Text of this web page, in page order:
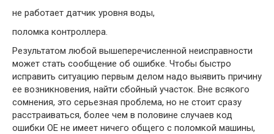
не работает датчик уровня воды,
поломка контроллера.
Результатом любой вышеперечисленной неисправности
может стать сообщение об ошибке. Чтобы быстро
исправить ситуацию первым делом надо выявить причину
ее возникновения, найти сбойный участок. Вне всякого
сомнения, это серьезная проблема, но не стоит сразу
расстраиваться, более чем в половине случаев код
ошибки OE не имеет ничего общего с поломкой машины,